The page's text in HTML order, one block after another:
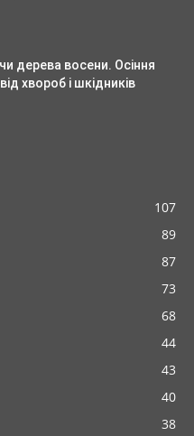
дерева восени. Осіння
хвороб і шкідників
107
89
87
73
68
44
43
40
38